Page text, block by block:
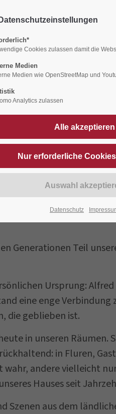
Hotel
Alfred
Generationen Teil
Ursprung:
eine enge Verbindung
die geblieben ist.
in unseren Räumen.
in Fluren,
wahr, andere vielleicht
Hauses seit
Szenen aus dem
Datenschutzeinstellungen
Cookies zulassen damit die
Medien
Medien wie OpenStreetMap und
Analytics zulassen
Datenschutz